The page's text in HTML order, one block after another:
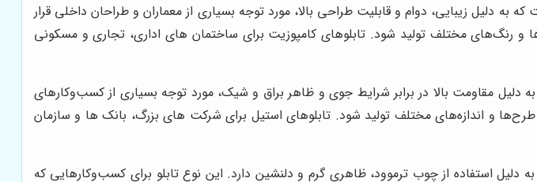
به دلیل زیبایی، دوام و قابلیت طراحی بالا، مورد توجه بسیاری از معماران و طراحان داخلی قرار
و رنگ‌های مختلف تولید شود. تابلوهای کامپوزیت برای ساختمان های اداری، تجاری و مسکونی
دلیل مقاومت بالا در برابر شرایط جوی و ظاهر براق و شیک، مورد توجه بسیاری از کسب‌وکارهای
و اندازه‌های مختلف تولید شود. تابلوهای استیل برای شرکت های بزرگ، بانک ها و سازمان
دلیل استفاده از چوب ترموود، ظاهری گرم و دلنشین دارد. این نوع تابلو برای کسب‌وکارهایی که